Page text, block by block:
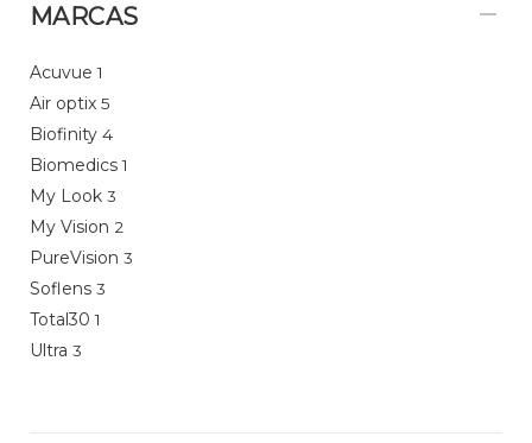
MARCAS
Acuvue 1
Air optix 5
Biofinity 4
Biomedics 1
My Look 3
My Vision 2
PureVision 3
Soflens 3
Total30 1
Ultra 3